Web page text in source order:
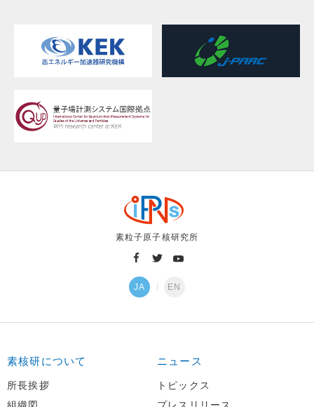
素粒子原子核研究所
JA EN
素核研について
所長挨拶
組織図
ニュース
トピックス
プレスリリース